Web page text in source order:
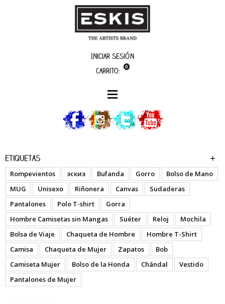
Iniciar sesión
Carrito:
0
boutique
Etiquetas
Rompevientos эскиз Bufanda Gorro
Bolso de Mano
MUG
Unisexo Riñonera Canvas
Sudaderas
Pantalones
Polo T-shirt
Gorra
Hombre Camisetas sin Mangas
Suéter Reloj
Mochila
Bolsa de Viaje
Chaqueta de Hombre
Hombre T-Shirt
Camisa
Chaqueta de Mujer Zapatos
Bob
Camiseta Mujer
Bolso de la Honda Chándal
Vestido
Pantalones de Mujer